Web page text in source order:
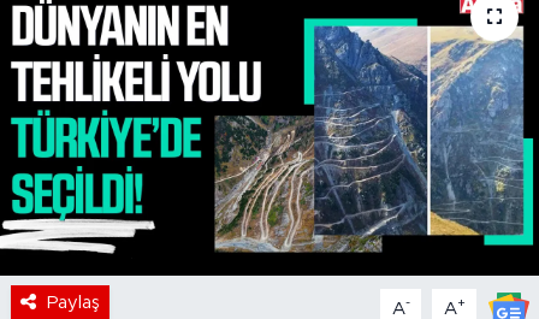
Paylaş A- A+